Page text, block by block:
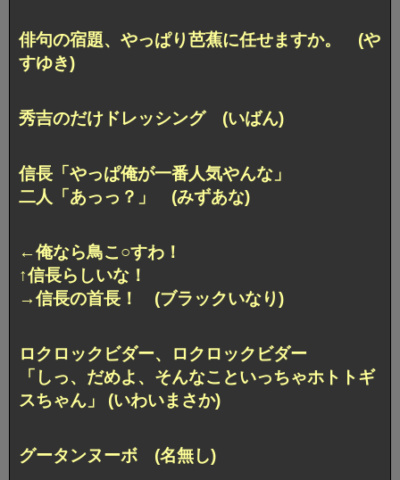
俳句の宿題、やっぱり芭蕉に任せますか。 (や
すゆき)
秀吉のだけドレッシング (いばん)
信長「やっぱ俺が一番人気やんな」
二人「あっっ？」 (みずあな)
←俺なら鳥こ○すわ！
↑信長らしいな！
→信長の首長！ (ブラックいなり)
ロクロックビダー、ロクロックビダー
「しっ、だめよ、そんなこといっちゃホトトギ
スちゃん」 (いわいまさか)
グータンヌーボ (名無し)